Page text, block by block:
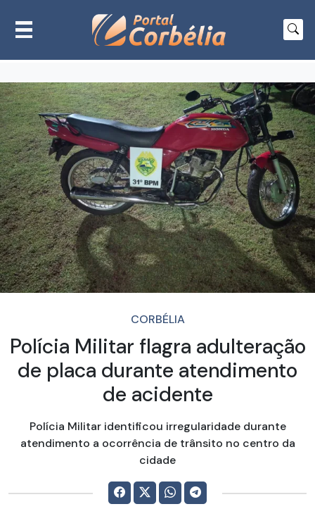
CORBÉLIA
Polícia Militar flagra adulteração
de placa durante atendimento
de acidente
Polícia Militar identificou irregularidade durante
atendimento a ocorrência de trânsito no centro da
cidade